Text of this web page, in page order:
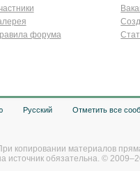
форума
Русский Отметить все
копировании материалов
источник обязательна. ©